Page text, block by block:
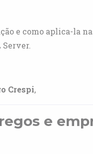
e como aplica-la
Server.
Crespi,
e